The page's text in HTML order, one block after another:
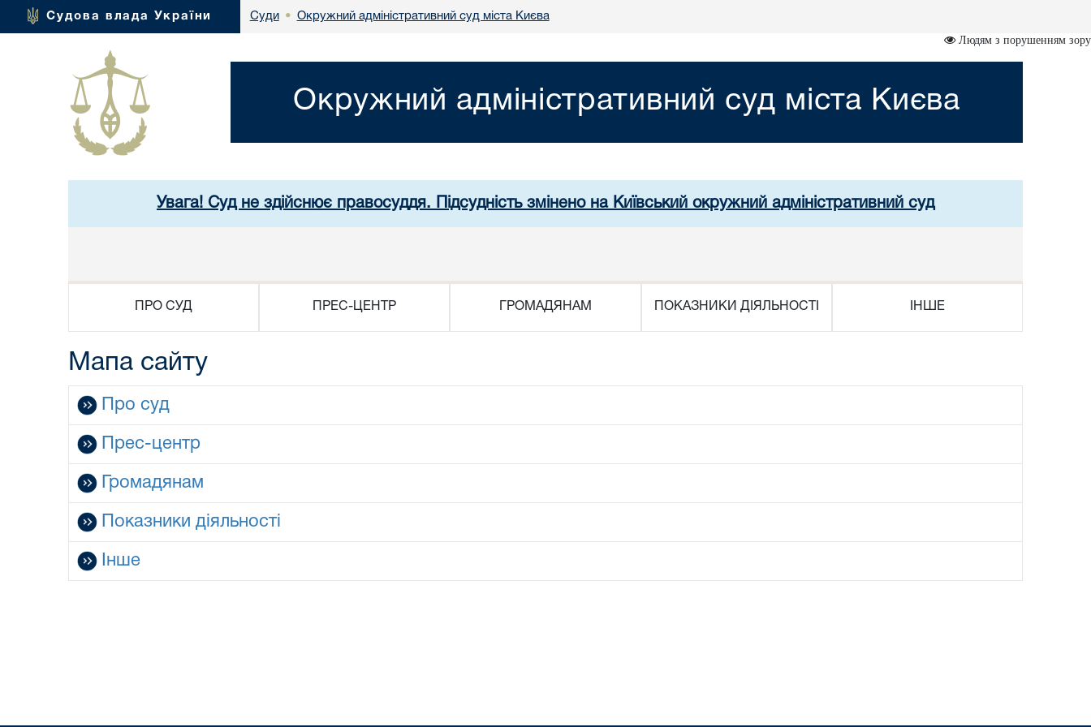
Судова влада України Суди • Окружний адміністративний суд міста Києва
Людям з порушенням зору
Окружний адміністративний суд міста Києва
Увага! Суд не здійснює правосуддя. Підсудність змінено на Київський окружний адміністративний суд
ПРО СУД ПРЕС-ЦЕНТР ГРОМАДЯНАМ ПОКАЗНИКИ ДІЯЛЬНОСТІ ІНШЕ
Мапа сайту
Про суд
Прес-центр
Громадянам
Показники діяльності
Інше